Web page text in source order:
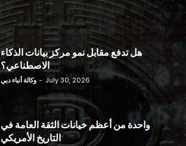
هل تدفع مقابل نمو مركز بيانات الذكاء
الاصطناعي؟
وكالة أنباء دبي - July 30, 2026
واحدة من أعظم خيانات الثقة العامة في
التاريخ الأمريكي